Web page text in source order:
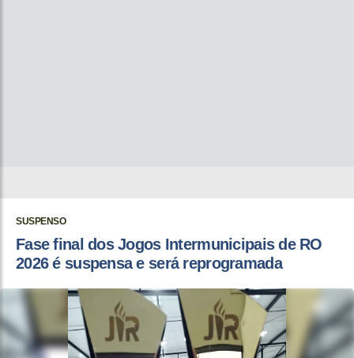
SUSPENSO
Fase final dos Jogos Intermunicipais de RO
2026 é suspensa e será reprogramada